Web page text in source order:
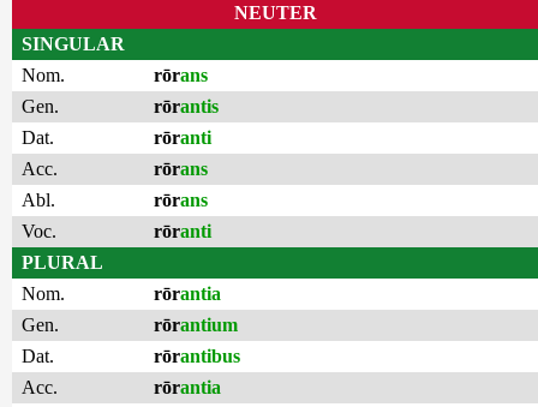
NEUTER
SINGULAR
Nom.
rōrans
Gen.
rōrantis
Dat.
rōranti
Acc.
rōrans
Abl.
rōrans
Voc.
rōranti
PLURAL
Nom.
rōrantia
Gen.
rōrantium
Dat.
rōrantibus
Acc.
rōrantia